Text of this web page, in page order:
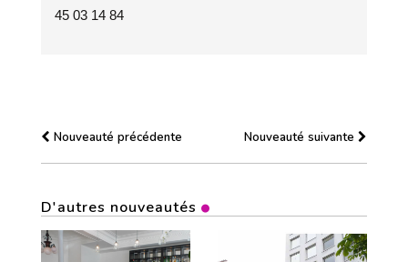
45 03 14 84
Nouveauté précédente Nouveauté suivante
D'autres nouveautés